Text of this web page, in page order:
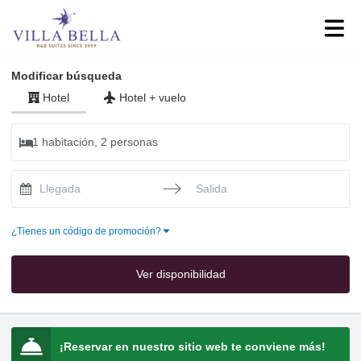
Modificar búsqueda
Hotel
Hotel+ vuelo
1 habitación, 2 personas
¿Tienes un código de promoción?
Ver disponibilidad
¡Reservar en nuestro sitio web te conviene más!